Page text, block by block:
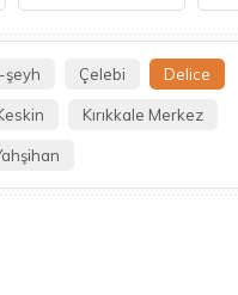
şeyh Çelebi Delice
Kırıkkale Merkez